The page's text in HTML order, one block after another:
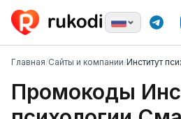
Главная/Сайты и компании/Институт
Промокоды